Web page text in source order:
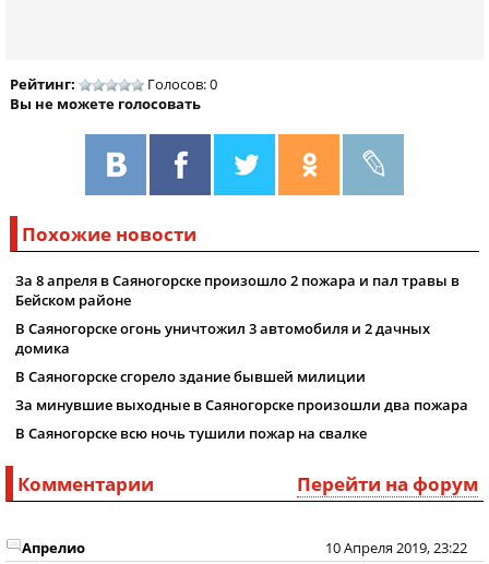
Рейтинг:
Голосов: 0
Вы не можете голосовать
Похожие новости
За 8 апреля в Саяногорске произошло 2 пожара и пал травы в
Бейском районе
В Саяногорске огонь уничтожил 3 автомобиля и 2 дачных
домика
В Саяногорске сгорело здание бывшей милиции
За минувшие выходные в Саяногорске произошли два пожара
В Саяногорске всю ночь тушили пожар на свалке
Перейти на форум
Комментарии
10 Апреля 2019, 23:22
Апрелио